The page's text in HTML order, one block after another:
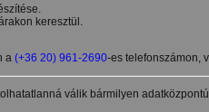
keresztül.
a (+36 20) 961-2690-es telefonszámon,
válik bármilyen